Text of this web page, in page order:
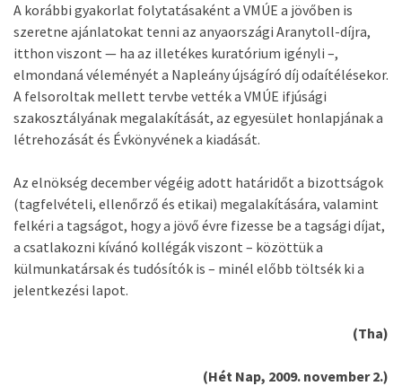
A korábbi gyakorlat folytatásaként a VMÚE a jövőben is
szeretne ajánlatokat tenni az anyaországi Aranytoll-díjra,
itthon viszont — ha az illetékes kuratórium igényli –,
elmondaná véleményét a Napleány újságíró díj odaítélésekor.
A felsoroltak mellett tervbe vették a VMÚE ifjúsági
szakosztályának megalakítását, az egyesület honlapjának a
létrehozását és Évkönyvének a kiadását.
Az elnökség december végéig adott határidőt a bizottságok
(tagfelvételi, ellenőrző és etikai) megalakítására, valamint
felkéri a tagságot, hogy a jövő évre fizesse be a tagsági díjat,
a csatlakozni kívánó kollégák viszont – közöttük a
külmunkatársak és tudósítók is – minél előbb töltsék ki a
jelentkezési lapot.
(Tha)
(Hét Nap, 2009. november 2.)